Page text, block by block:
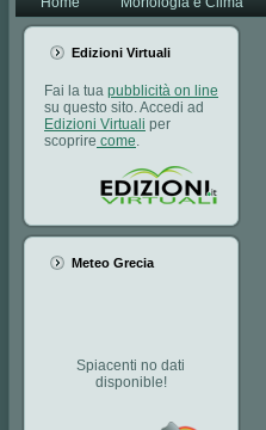
Edizioni Virtuali
Fai la tua pubblicità on line
su questo sito. Accedi ad
Edizioni Virtuali per
scoprire come.
Meteo Grecia
Spiacenti no dati
disponible!